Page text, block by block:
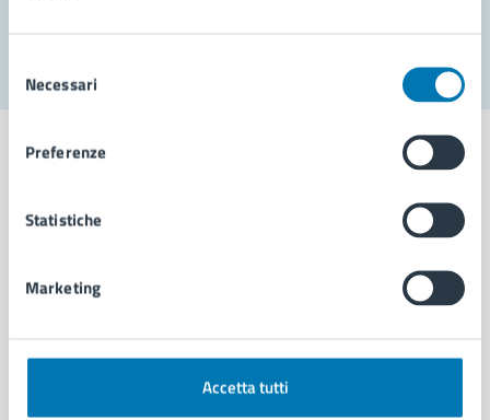
delNecessari
Preferenze
Statistiche
Marketing
Accetta tutti
Comune di Napoli
AMMINISTRAZIONE
Organi di governo